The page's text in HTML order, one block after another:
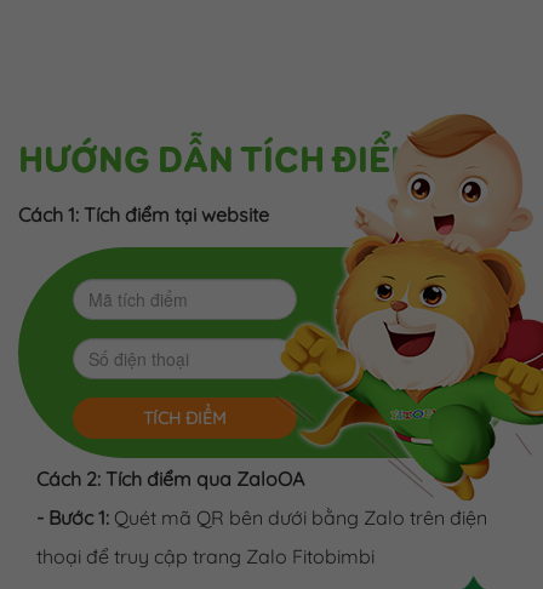
HƯỚNG DẪN TÍCH ĐIỂM
Cách 1: Tích điểm tại website
TÍCH ĐIỂM
Cách 2: Tích điểm qua ZaloOA
- Bước 1: Quét mã QR bên dưới bằng Zalo trên điện
thoại để truy cập trang Zalo Fitobimbi